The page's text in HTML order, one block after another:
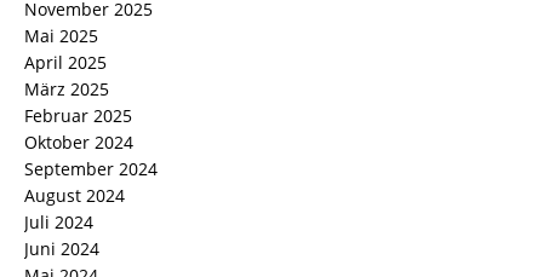
November 2025
Mai 2025
April 2025
März 2025
Februar 2025
Oktober 2024
September 2024
August 2024
Juli 2024
Juni 2024